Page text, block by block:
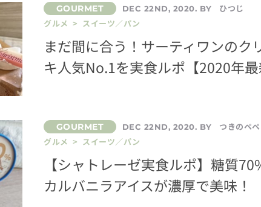
DEC 22ND, 2020. BY
ひつじ
グルメ > スイーツ／パン
まだ間に合う！サーティワンのク
キ人気No.1を実食ルポ【2020年最
DEC 22ND, 2020. BY
つきのペ
グルメ > スイーツ／パン
【シャトレーゼ実食ルポ】糖質
カルバニラアイスが濃厚で美味！